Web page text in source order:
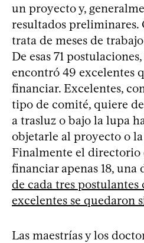
un proyecto y,
resultados preliminares.
trata de meses de
De esas 71
encontró 49 excelentes
financiar. Excelentes,
tipo de comité, quiere
a trasluz o bajo la lupa
objetarle al proyecto o
Finalmente el
financiar apenas 18, una
de cada tres
excelentes se quedaron
Las maestrías y los